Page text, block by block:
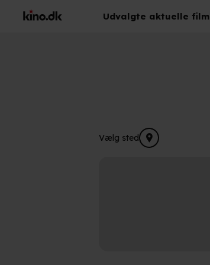
Udvalgte aktuelle film
Vælg sted